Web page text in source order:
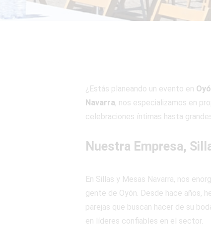
¿Estás planeando un evento en
Navarra, nos especializamos en
celebraciones íntimas hasta
Nuestra Empresa,
En Sillas y Mesas Navarra, nos
gente de Oyón. Desde hace años,
parejas que buscan hacer de su
en líderes confiables en el sector.